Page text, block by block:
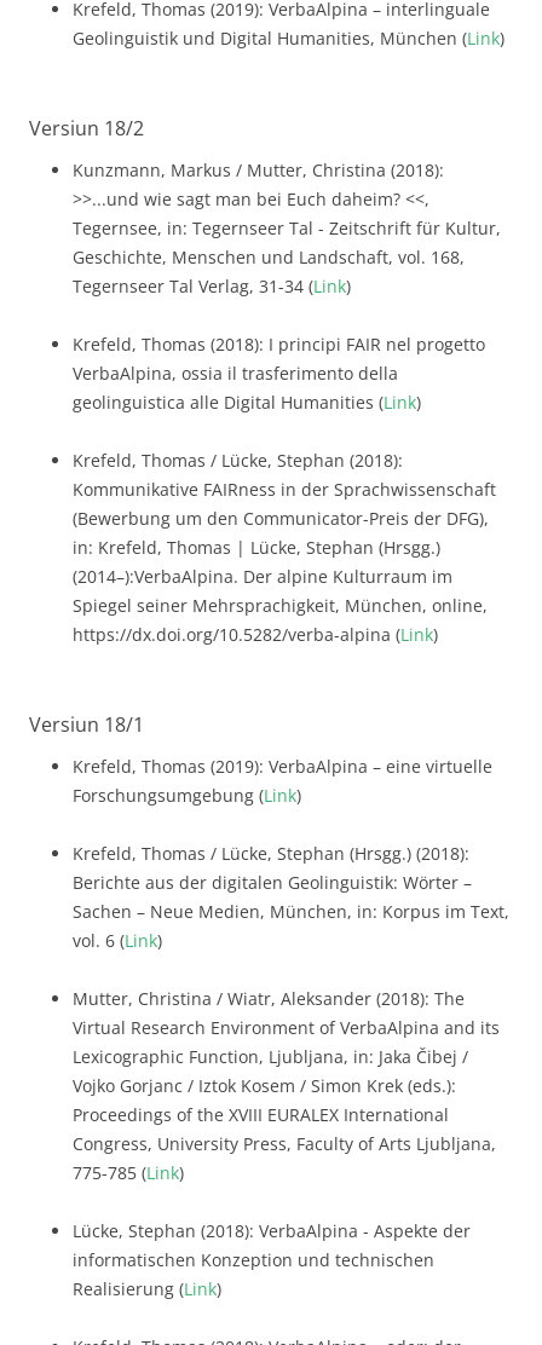
Krefeld, Thomas (2019): VerbaAlpina – interlinguale
Geolinguistik und Digital Humanities, München (Link)
Versiun 18/2
Kunzmann, Markus / Mutter, Christina (2018):
>>...und wie sagt man bei Euch daheim? <<,
Tegernsee, in: Tegernseer Tal - Zeitschrift für Kultur,
Geschichte, Menschen und Landschaft, vol. 168,
Tegernseer Tal Verlag, 31-34 (Link)
Krefeld, Thomas (2018): I principi FAIR nel progetto
VerbaAlpina, ossia il trasferimento della
geolinguistica alle Digital Humanities (Link)
Krefeld, Thomas / Lücke, Stephan (2018):
Kommunikative FAIRness in der Sprachwissenschaft
(Bewerbung um den Communicator-Preis der DFG),
in: Krefeld, Thomas | Lücke, Stephan (Hrsgg.)
(2014–):VerbaAlpina. Der alpine Kulturraum im
Spiegel seiner Mehrsprachigkeit, München, online,
https://dx.doi.org/10.5282/verba-alpina (Link)
Versiun 18/1
Krefeld, Thomas (2019): VerbaAlpina – eine virtuelle
Forschungsumgebung (Link)
Krefeld, Thomas / Lücke, Stephan (Hrsgg.) (2018):
Berichte aus der digitalen Geolinguistik: Wörter –
Sachen – Neue Medien, München, in: Korpus im Text,
vol. 6 (Link)
Mutter, Christina / Wiatr, Aleksander (2018): The
Virtual Research Environment of VerbaAlpina and its
Lexicographic Function, Ljubljana, in: Jaka Čibej /
Vojko Gorjanc / Iztok Kosem / Simon Krek (eds.):
Proceedings of the XVIII EURALEX International
Congress, University Press, Faculty of Arts Ljubljana,
775-785 (Link)
Lücke, Stephan (2018): VerbaAlpina - Aspekte der
informatischen Konzeption und technischen
Realisierung (Link)